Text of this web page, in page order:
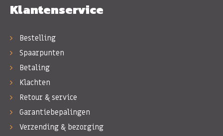
Klantenservice
Bestelling
Spaarpunten
Betaling
Klachten
Retour & service
Garantiebepalingen
Verzending & bezorging